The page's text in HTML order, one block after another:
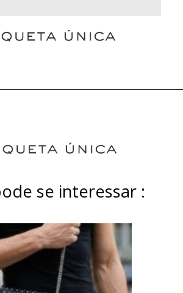
se interessar :